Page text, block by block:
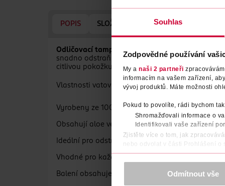
Souhlas
Zodpovědné používání
My a naši 2 partneři
informacím na vašem zařízení,
vývoj produktů. Máte možnosti
Pokud to povolíte, rádi bychom
Shromažďovali informace o
Identifikovali vaše zařízení
Zjistěte více o tom, jak
nebo odvolat v části Prohlášení o
K provozu stránek, personalizaci
prohlášení o
Odmítnout vše
POPIS SLOŽENÍ TYP PLETI
Odličovací tampony Face & Body
přinášejí
snadno odstraňují vodou rozpustný oční make-
citlivou pokožku.
Vlastnosti vatových tamponů Bel:
Vyrobeny ze 100% bavlny pro maximální
Obsahují aloe vera a čisticí aktivní micely pro
Ideální pro odstraňování vodou rozpustného
Vhodné pro každodenní použití i na citlivou pleť
Balení obsahuje 60 odličovacích tamponů